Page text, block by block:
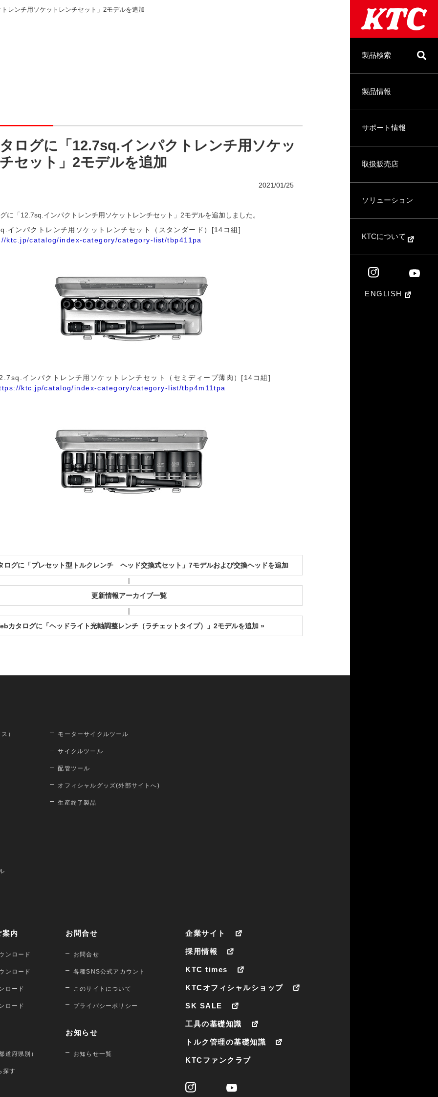
製品検索
製品情報
サポート情報
取扱販売店
ソリューション
KTCについて
ENGLISH
レンチ用ソケットレンチセット」2モデルを追加
ログに「12.7sq.インパクトレンチ用ソケッ
セット」2モデルを追加
2021/01/25
に「12.7sq.インパクトレンチ用ソケットレンチセット」2モデルを追加しました。
インパクトレンチ用ソケットレンチセット（スタンダード）[14コ組]
ktc.jp/catalog/index-category/category-list/tbp411pa
インパクトレンチ用ソケットレンチセット（セミディープ薄肉）[14コ組]
ktc.jp/catalog/index-category/category-list/tbp4m11tpa
ログに「プレセット型トルクレンチ ヘッド交換式セット」7モデルおよび交換ヘッドを追加
|
更新情報アーカイブ一覧
|
カタログに「ヘッドライト光軸調整レンチ（ラチェットタイプ）」2モデルを追加 »
） モーターサイクルツール
サイクルツール
配管ツール
オフィシャルグッズ(外部サイトへ)
生産終了製品
案内
ンロード
ンロード
ロード
ロード
道府県別）
探す
お問合せ
お問合せ
各種SNS公式アカウント
このサイトについて
プライバシーポリシー
お知らせ
お知らせ一覧
企業サイト
採用情報
KTC times
KTCオフィシャルショップ
SK SALE
工具の基礎知識
トルク管理の基礎知識
KTCファンクラブ